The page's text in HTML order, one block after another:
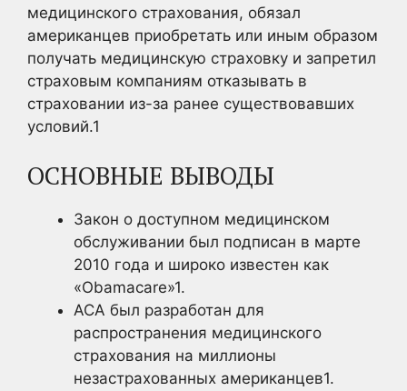
медицинского страхования, обязал
американцев приобретать или иным образом
получать медицинскую страховку и запретил
страховым компаниям отказывать в
страховании из-за ранее существовавших
условий.1
ОСНОВНЫЕ ВЫВОДЫ
Закон о доступном медицинском
обслуживании был подписан в марте
2010 года и широко известен как
«Obamacare»1.
ACA был разработан для
распространения медицинского
страхования на миллионы
незастрахованных американцев1.